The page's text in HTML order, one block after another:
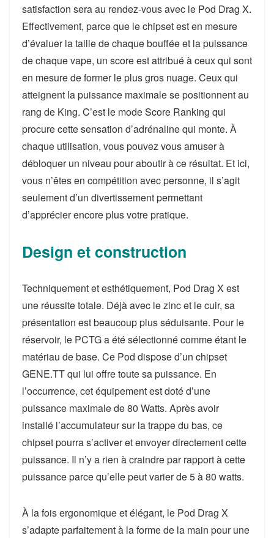
satisfaction sera au rendez-vous avec le Pod Drag X.
Effectivement, parce que le chipset est en mesure
d’évaluer la taille de chaque bouffée et la puissance
de chaque vape, un score est attribué à ceux qui sont
en mesure de former le plus gros nuage. Ceux qui
atteignent la puissance maximale se positionnent au
rang de King. C’est le mode Score Ranking qui
procure cette sensation d’adrénaline qui monte. À
chaque utilisation, vous pouvez vous amuser à
débloquer un niveau pour aboutir à ce résultat. Et ici,
vous n’êtes en compétition avec personne, il s’agit
seulement d’un divertissement permettant
d’apprécier encore plus votre pratique.
Design et construction
Techniquement et esthétiquement, Pod Drag X est
une réussite totale. Déjà avec le zinc et le cuir, sa
présentation est beaucoup plus séduisante. Pour le
réservoir, le PCTG a été sélectionné comme étant le
matériau de base. Ce Pod dispose d’un chipset
GENE.TT qui lui offre toute sa puissance. En
l’occurrence, cet équipement est doté d’une
puissance maximale de 80 Watts. Après avoir
installé l’accumulateur sur la trappe du bas, ce
chipset pourra s’activer et envoyer directement cette
puissance. Il n’y a rien à craindre par rapport à cette
puissance parce qu’elle peut varier de 5 à 80 watts.
À la fois ergonomique et élégant, le Pod Drag X
s’adapte parfaitement à la forme de la main pour une